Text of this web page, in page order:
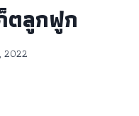
ตลูกฟูก
2022